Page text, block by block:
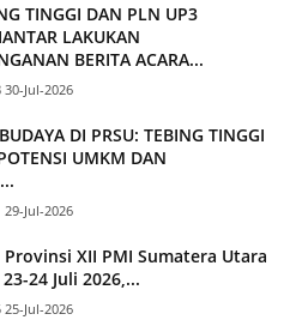
TINGGI DAN PLN UP3
LAKUKAN
BERITA ACARA...
30-Jul-2026
DI PRSU: TEBING TINGGI
UMKM DAN
29-Jul-2026
XII PMI Sumatera Utara
24 Juli 2026,...
25-Jul-2026